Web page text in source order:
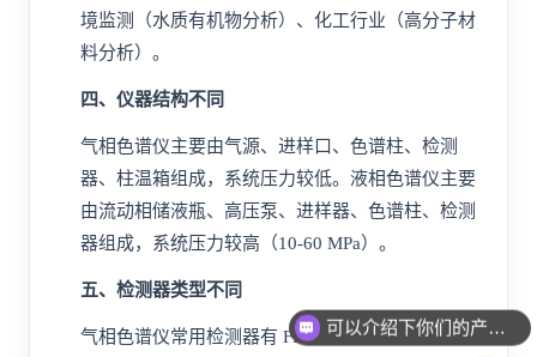
境监测（水质有机物分析）、化工行业（高分子材
料分析）。
四、仪器结构不同
气相色谱仪主要由气源、进样口、色谱柱、检测
器、柱温箱组成，系统压力较低。液相色谱仪主要
由流动相储液瓶、高压泵、进样器、色谱柱、检测
器组成，系统压力较高（10-60 MPa）。
五、检测器类型不同
气相色谱仪常用检测器有 FID（氢火焰离子化检测
可以介绍下你们的产品么